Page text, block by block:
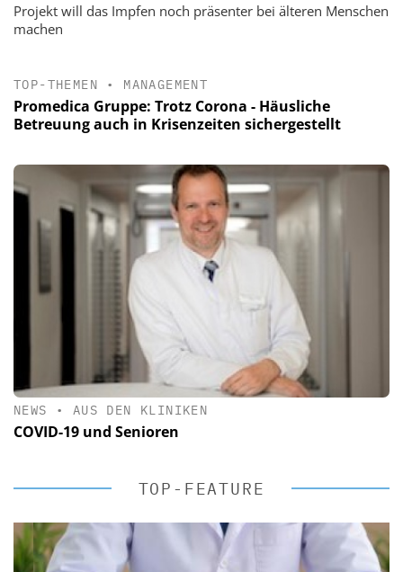
Projekt will das Impfen noch präsenter bei älteren Menschen
machen
TOP-THEMEN • MANAGEMENT
Promedica Gruppe: Trotz Corona - Häusliche
Betreuung auch in Krisenzeiten sichergestellt
NEWS • AUS DEN KLINIKEN
COVID-19 und Senioren
TOP-FEATURE